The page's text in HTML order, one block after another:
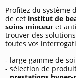
Profitez du système
de cet institut de
soins minceur et
trouver des solutions
toutes vos
- large gamme de
- sélection de